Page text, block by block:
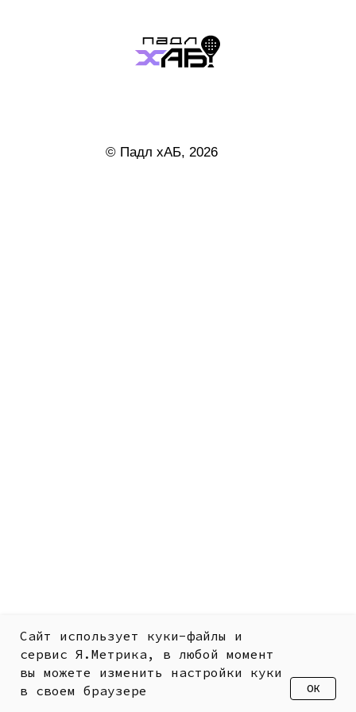
Сайт использует куки-файлы и
сервис Я.Метрика, в любой момент
вы можете изменить настройки куки
в своем браузере
ОК